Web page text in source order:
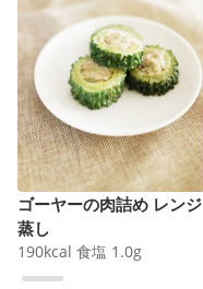
ゴーヤーの肉詰め レンジ
蒸し
190kcal 食塩 1.0g